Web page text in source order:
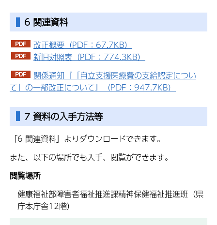
6 関連資料
改正概要（PDF：67.7KB）
新旧対照表（PDF：774.3KB）
関係通知『「自立支援医療費の支給認定につい
て」の一部改正について』（PDF：947.7KB）
7 資料の入手方法等
「6 関連資料」よりダウンロードできます。
また、以下の場所でも入手、閲覧ができます。
閲覧場所
健康福祉部障害者福祉推進課精神保健福祉推進班（県
庁本庁舎12階）